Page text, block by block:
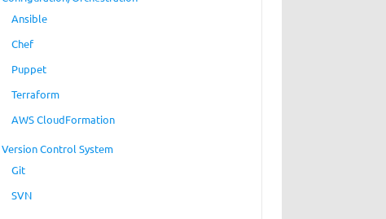
Ansible
Chef
Puppet
Terraform
AWS CloudFormation
Version Control System
Git
SVN